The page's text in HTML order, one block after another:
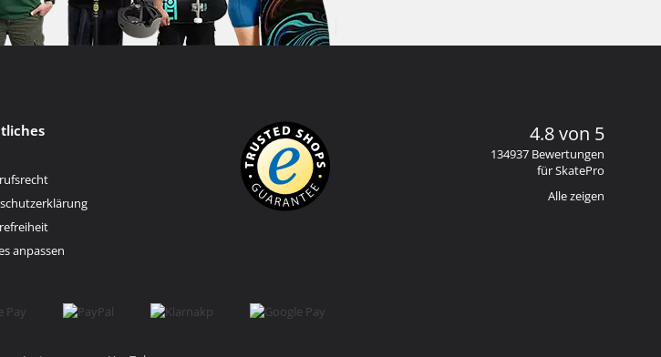
anpassen
4.8 von 5
134937 Bewertungen
für SkatePro
Alle zeigen